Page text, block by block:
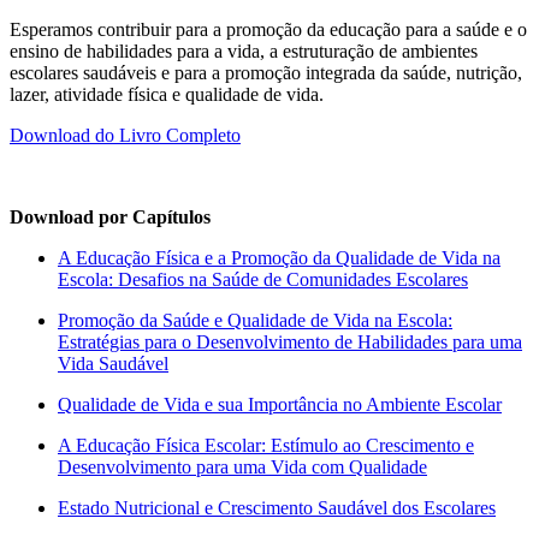
Esperamos contribuir para a promoção da educação para a saúde e o
ensino de habilidades para a vida, a estruturação de ambientes
escolares saudáveis e para a promoção integrada da saúde, nutrição,
lazer, atividade física e qualidade de vida.
Download do Livro Completo
Download por Capítulos
A Educação Física e a Promoção da Qualidade de Vida na
Escola: Desafios na Saúde de Comunidades Escolares
Promoção da Saúde e Qualidade de Vida na Escola:
Estratégias para o Desenvolvimento de Habilidades para uma
Vida Saudável
Qualidade de Vida e sua Importância no Ambiente Escolar
A Educação Física Escolar: Estímulo ao Crescimento e
Desenvolvimento para uma Vida com Qualidade
Estado Nutricional e Crescimento Saudável dos Escolares